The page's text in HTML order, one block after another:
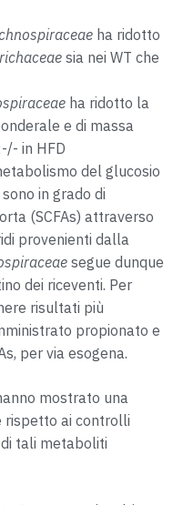
ha ridotto
sia nei WT che
ha ridotto la
e di massa
in HFD
del glucosio
sono in grado di
(SCFAs) attraverso
provenienti dalla
segue dunque
dei riceventi. Per
risultati più
propionato e
per via esogena.
mostrato una
rispetto ai controlli
tali metaboliti